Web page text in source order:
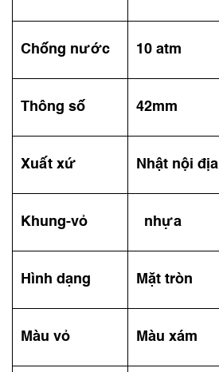
Chống nước 10 atm
Thông số 42mm
Xuất xứ Nhật nội địa
Khung-vỏ nhựa
Hình dạng Mặt tròn
Màu vỏ Màu xám